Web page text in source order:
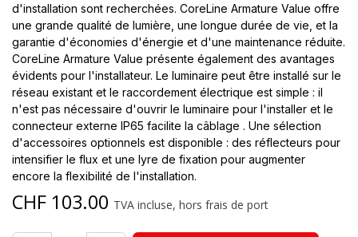
d'installation sont recherchées. CoreLine Armature Value offre
une grande qualité de lumière, une longue durée de vie, et la
garantie d'économies d'énergie et d'une maintenance réduite.
CoreLine Armature Value présente également des avantages
évidents pour l'installateur. Le luminaire peut être installé sur le
réseau existant et le raccordement électrique est simple : il
n'est pas nécessaire d'ouvrir le luminaire pour l'installer et le
connecteur externe IP65 facilite la câblage . Une sélection
d'accessoires optionnels est disponible : des réflecteurs pour
intensifier le flux et une lyre de fixation pour augmenter
encore la flexibilité de l'installation.
CHF 103.00 TVA incluse, hors frais de port